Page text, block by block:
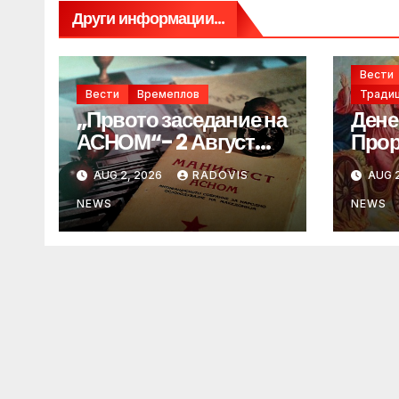
Други информации...
Вести Времеплов
„Првото заседание на
АСНОМ“- 2 Август
1944 год.
AUG 2, 2026 RADOVIS
NEWS
Вести
AUG
NEWS